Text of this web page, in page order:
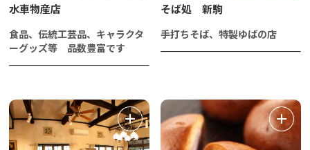
水車物産店
食品、伝統工芸品、キャラクタ
ーグッズ等 品数豊富です
そば処 新駒
手打ちそば、特製ゆばの店